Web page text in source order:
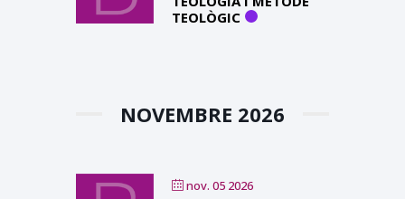
TEOLÒGIC
NOVEMBRE 2026
nov. 05 2026